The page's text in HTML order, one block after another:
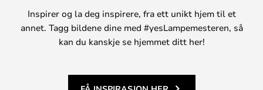
Inspirer og la deg inspirere, fra ett unikt hjem til et
annet. Tagg bildene dine med #yesLampemesteren, så
kan du kanskje se hjemmet ditt her!